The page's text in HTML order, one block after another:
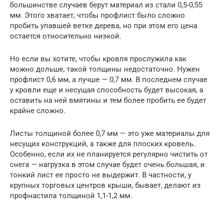
большинстве случаев берут материал из стали 0,5-0,55
мм. Этого хватает, чтобы профлист было сложно
пробить упавшей ветке дерева, но при этом его цена
остается относительно низкой.
Но если вы хотите, чтобы кровля прослужила как
можно дольше, такой толщины недостаточно. Нужен
профлист 0,6 мм, а лучше — 0,7 мм. В последнем случае
у кровли еще и несущая способность будет высокая, а
оставить на ней вмятины и тем более пробить ее будет
крайне сложно.
Листы толщиной более 0,7 мм — это уже материалы для
несущих конструкций, а также для плоских кровель.
Особенно, если их не планируется регулярно чистить от
снега — нагрузка в этом случае будет очень большая, и
тонкий лист ее просто не выдержит. В частности, у
крупных торговых центров крыши, бывает, делают из
профнастила толщиной 1,1-1,2 мм.